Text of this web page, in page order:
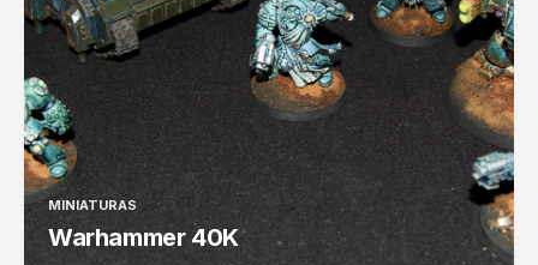
MINIATURAS
Warhammer 40K